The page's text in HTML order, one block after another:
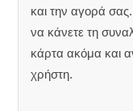
και την αγορά
να κάνετε τη
κάρτα ακόμα και
χρήστη.